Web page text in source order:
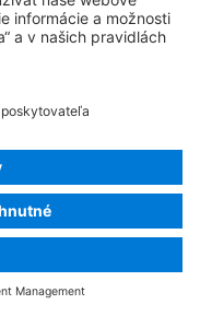
AG
súborov cookie
Právne upozornenia